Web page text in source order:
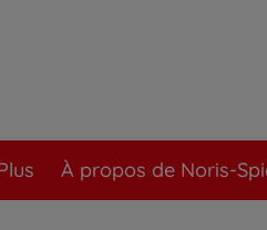
À propos de Noris-